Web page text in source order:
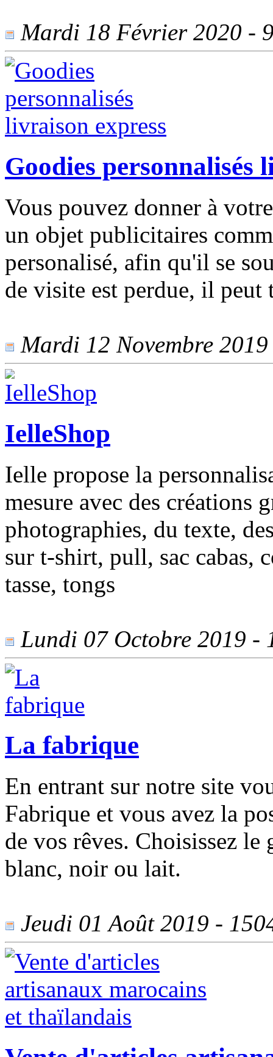
Mardi 18 Février 2020 -
Goodies personnalisés
Vous pouvez donner à
un objet publicitaires
personalisé, afin qu'il se
de visite est perdue, il peut
Mardi 12 Novembre
IelleShop
Ielle propose la
mesure avec des créations
photographies, du texte,
sur t-shirt, pull, sac cabas,
tasse, tongs
Lundi 07 Octobre 2019 -
La fabrique
En entrant sur notre site
Fabrique et vous avez la
de vos rêves. Choisissez
blanc, noir ou lait.
Jeudi 01 Août 2019 -